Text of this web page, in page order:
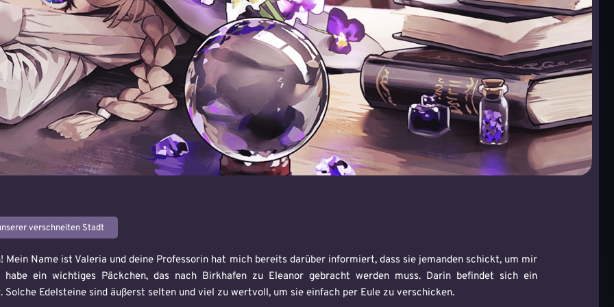
Link Stuff Löse Quests
Kollektionen Selbst backen Tritt einem Club bei
Hexenbesen & Stäbe Kosmetik & Hygiene
Schwimmbad
verschneiten Stadt
Mein Name ist Valeria und deine Professorin hat mich bereits darüber informiert, dass sie jemanden schickt, um mir
habe ein wichtiges Päckchen, das nach Birkhafen zu Eleanor gebracht werden muss. Darin befindet sich ein
Solche Edelsteine sind äußerst selten und viel zu wertvoll, um sie einfach per Eule zu verschicken.
Kramskrims– Sammelpuppen in Rødholt
/ Sammlung
20
[2]